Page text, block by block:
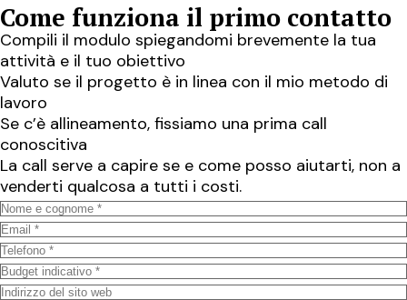
Come funziona il primo contatto
Compili il modulo spiegandomi brevemente la tua
attività e il tuo obiettivo
Valuto se il progetto è in linea con il mio metodo di
lavoro
Se c’è allineamento, fissiamo una prima call
conoscitiva
La call serve a capire se e come posso aiutarti, non a
venderti qualcosa a tutti i costi.